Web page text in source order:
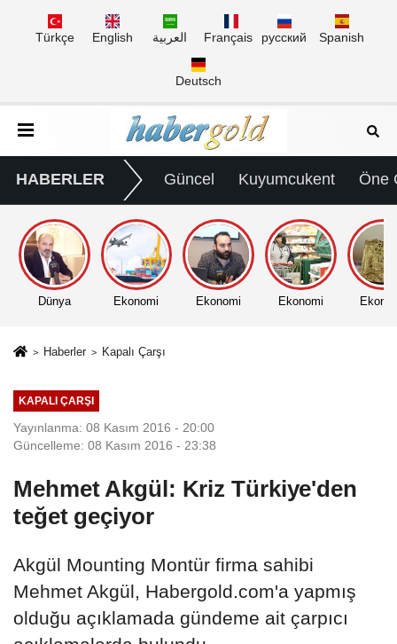
Türkçe English العربية Français русский Spanish
Deutsch
HABERLER Güncel Kuyumcukent Öne
Dünya Ekonomi Ekonomi Ekonomi
Haberler Kapalı Çarşı
KAPALI ÇARŞI
Yayınlanma: 08 Kasım 2016 - 20:00
Güncelleme: 08 Kasım 2016 - 23:38
Mehmet Akgül: Kriz Türkiye'den
teğet geçiyor
Akgül Mounting Montür firma sahibi
Mehmet Akgül, Habergold.com'a yapmış
olduğu açıklamada gündeme ait çarpıcı